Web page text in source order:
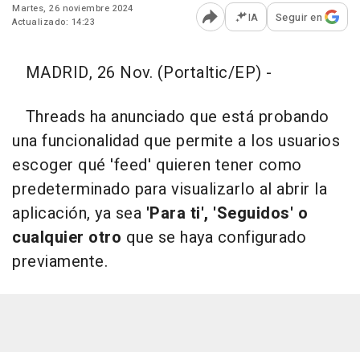
Martes, 26 noviembre 2024
Actualizado: 14:23
Abrir opciones para
IA Seguir en
MADRID, 26 Nov. (Portaltic/EP) -
Threads ha anunciado que está probando
una funcionalidad que permite a los usuarios
escoger qué 'feed' quieren tener como
predeterminado para visualizarlo al abrir la
aplicación, ya sea 'Para ti', 'Seguidos' o
cualquier otro que se haya configurado
previamente.